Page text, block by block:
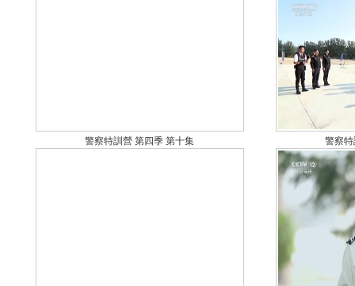
警察特訓營 第四季 第十集 警察